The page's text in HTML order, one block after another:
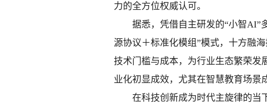
力的全方位权威认可。
据悉，凭借自主研发的“小智AI”多
源协议＋标准化模组”模式，十方融
技术门槛与成本，为行业生态繁荣发
业化初显成效，尤其在智慧教育场景
在科技创新成为时代主旋律的当下